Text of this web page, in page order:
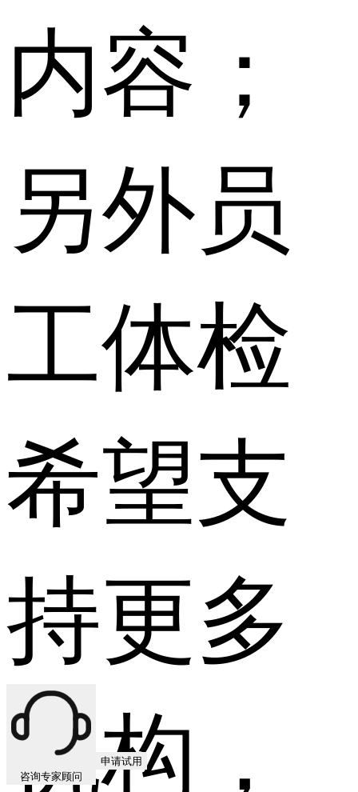
内容；
另外员
工体检
希望支
持更多
机构，
咨询专家顾问
申请试用